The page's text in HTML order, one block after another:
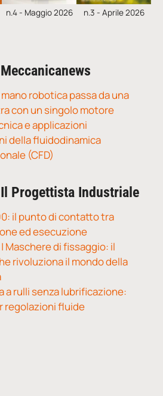
n.4 - Maggio 2026 n.3 - Aprile 2026
robotica passa da una
con un singolo motore
e applicazioni
della fluidodinamica
(CFD)
Progettista Industriale
il punto di contatto tra
ed esecuzione
Maschere di fissaggio: il
rivoluziona il mondo della
a rulli senza lubrificazione:
regolazioni fluide